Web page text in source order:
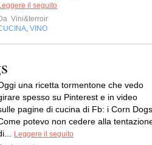
il seguito
Vini&terroir
VINO
una ricetta tormentone che vedo
spesso su Pinterest e in video
pagine di cucina di Fb: i Corn
potevo non cedere alla
Leggere il seguito